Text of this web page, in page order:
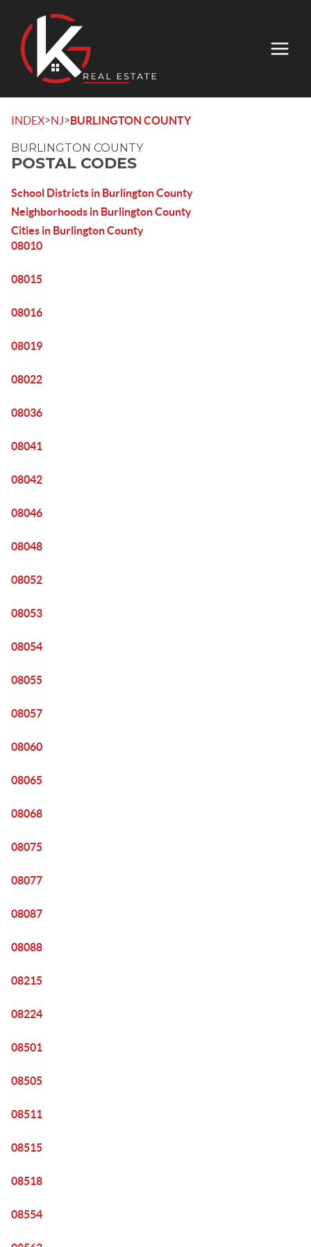
INDEX>NJ>BURLINGTON COUNTY
BURLINGTON COUNTY
POSTAL CODES
School Districts in Burlington County
Neighborhoods in Burlington County
Cities in Burlington County
08010
08015
08016
08019
08022
08036
08041
08042
08046
08048
08052
08053
08054
08055
08057
08060
08065
08068
08075
08077
08087
08088
08215
08224
08501
08505
08511
08515
08518
08554